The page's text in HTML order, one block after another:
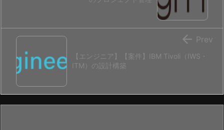
【エンジニア】【案件】IBM Tivoli（IWS・
ITM）の設計構築
 Prev